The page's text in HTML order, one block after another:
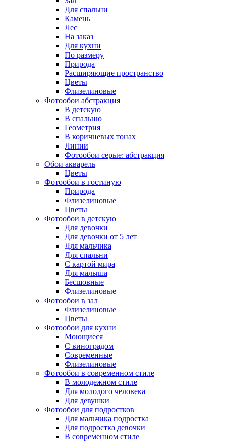
Для спальни
Камень
Лес
На заказ
Для кухни
По размеру
Природа
Расширяющие пространство
Цветы
Флизелиновые
Фотообои абстракция
В детскую
В спальню
Геометрия
В коричневых тонах
Линии
Фотообои серые: абстракция
Обои акварель
Цветы
Фотообои в гостиную
Природа
Флизелиновые
Цветы
Фотообои в детскую
Для девочки
Для девочки от 5 лет
Для мальчика
Для спальни
С картой мира
Для малыша
Бесшовные
Флизелиновые
Фотообои в зал
Флизелиновые
Цветы
Фотообои для кухни
Моющиеся
С виноградом
Современные
Флизелиновые
Фотообои в современном стиле
В молодежном стиле
Для молодого человека
Для девушки
Фотообои для подростков
Для мальчика подростка
Для подростка девочки
В современном стиле